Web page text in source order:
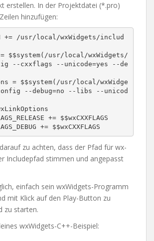
erstellen. In der Projektdatei (*.pro)
hinzufügen:
+= /usr/local/wxWidgets/includ
= $$system(/usr/local/wxWidgets/
--cxxflags --unicode=yes --de
= $$system(/usr/local/wxWidge
--debug=no --libs --unicod
+= $$wxCXXFLAGS
+= $$wxCXXFLAGS
zu achten, dass der Pfad für wx-
Includepfad stimmen und angepasst
einfach sein wxWidgets-Programm
mit Klick auf den Play-Button zu
zu starten.
wxWidgets-C++-Beispiel: